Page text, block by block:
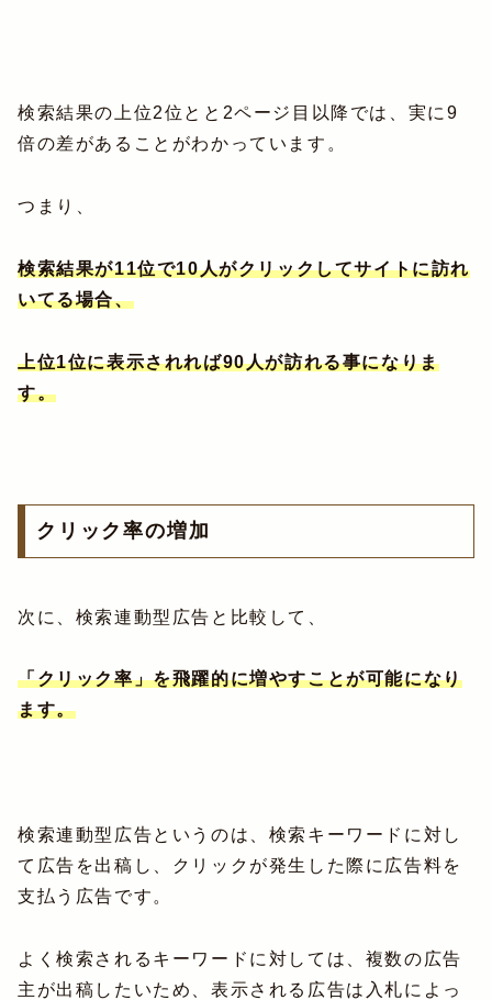
検索結果の上位2位とと2ページ目以降では、実に9
倍の差があることがわかっています。
つまり、
検索結果が11位で10人がクリックしてサイトに訪れ
いてる場合、
上位1位に表示されれば90人が訪れる事になりま
す。
クリック率の増加
次に、検索連動型広告と比較して、
「クリック率」を飛躍的に増やすことが可能になり
ます。
検索連動型広告というのは、検索キーワードに対し
て広告を出稿し、クリックが発生した際に広告料を
支払う広告です。
よく検索されるキーワードに対しては、複数の広告
主が出稿したいため、表示される広告は入札によっ